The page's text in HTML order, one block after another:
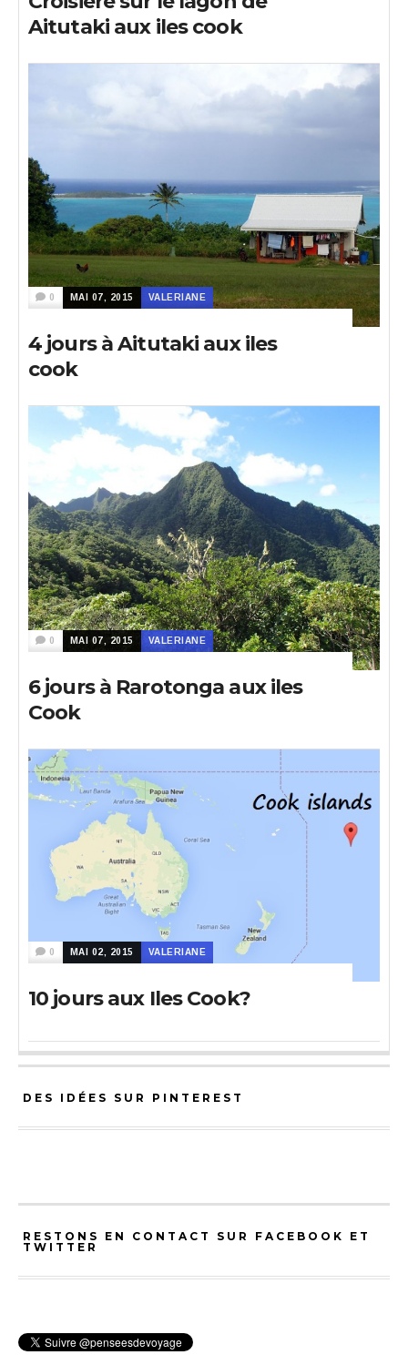
Aitutaki aux iles cook
0 MAI 07, 2015 VALERIANE
4 jours à Aitutaki aux iles
cook
0 MAI 07, 2015 VALERIANE
6 jours à Rarotonga aux iles
Cook
0 MAI 02, 2015 VALERIANE
10 jours aux Iles Cook?
DES IDÉES SUR PINTEREST
RESTONS EN CONTACT SUR FACEBOOK ET
TWITTER